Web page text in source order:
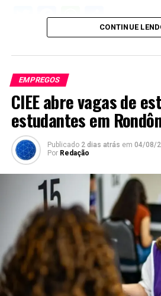
Twitter
Facebook
Share
CONTINUE
EMPREGOS
CIEE abre vagas de
estudantes em
Publicado 2 dias atrás em 04/08/
Por Redação